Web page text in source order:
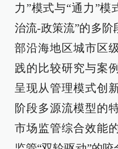
力”模式与“通力”模
治流-政策流”的多
部沿海地区城市区
践的比较研究与案
呈现从管理模式创
阶段多源流模型的
市场监管综合效能